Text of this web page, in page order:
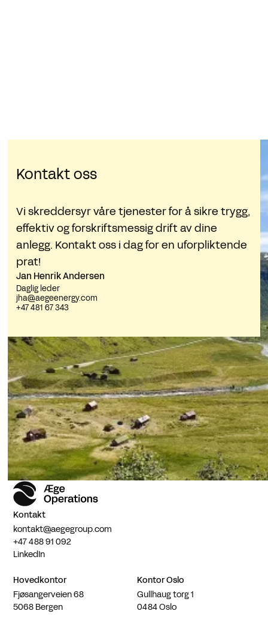
Jan Henrik Andersen
Daglig leder
jha@aegeenergy.com
+47 481 67 343
Kontakt oss
Vi skreddersyr våre tjenester for å sikre trygg,
effektiv og forskriftsmessig drift av dine
anlegg. Kontakt oss i dag for en uforpliktende
prat!
Kontakt
kontakt@aegegroup.com
+47 488 91 092
LinkedIn
Hovedkontor
Fjøsangerveien 68
5068 Bergen
Kontor Oslo
Gullhaug torg 1
0484 Oslo